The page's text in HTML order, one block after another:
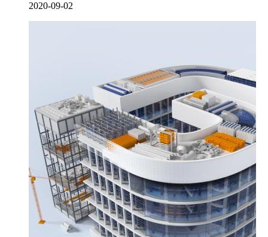
2020-09-02